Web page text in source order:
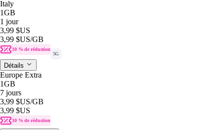
Italy
1GB
1 jour
3,99 $US
3,99 $US/GB
10 % de réduction
5G
Détails
Europe Extra
1GB
7 jours
3,99 $US/GB
3,99 $US
10 % de réduction